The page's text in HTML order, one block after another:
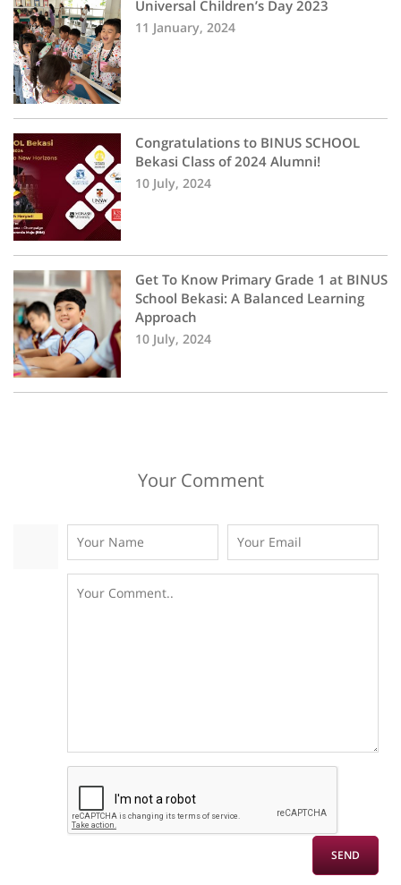
Universal Children’s Day 2023
11 January, 2024
Congratulations to BINUS SCHOOL
Bekasi Class of 2024 Alumni!
10 July, 2024
Get To Know Primary Grade 1 at BINUS
School Bekasi: A Balanced Learning
Approach
10 July, 2024
Your Comment